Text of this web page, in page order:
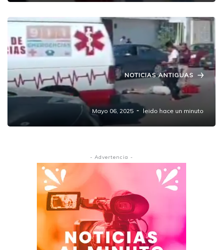
NOTICIAS ANTIGUAS
Matan a hombre en balacera
Mayo 06, 2025 leido hace un minuto
- Advertencia -